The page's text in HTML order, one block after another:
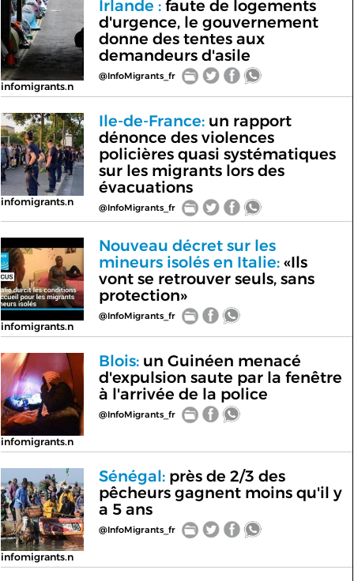
infomigrants.n
Irlande :faute de logements
d'urgence, le gouvernement
donne des tentes aux
demandeurs d'asile
@InfoMigrants_fr
infomigrants.n
Ile-de-France:un rapport
dénonce des violences
policières quasi systématiques
sur les migrants lors des
évacuations
@InfoMigrants_fr
infomigrants.n
Nouveau décret sur les
mineurs isolés en Italie:«Ils
vont se retrouver seuls, sans
protection»
@InfoMigrants_fr
infomigrants.n
Blois:un Guinéen menacé
d'expulsion saute par la fenêtre
à l'arrivée de la police
@InfoMigrants_fr
infomigrants.n
Sénégal:près de 2/3 des
pêcheurs gagnent moins qu'il y
a 5 ans
@InfoMigrants_fr